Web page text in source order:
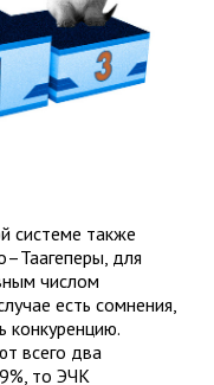
системе также
для
числом
есть сомнения,
конкуренцию.
всего два
то ЭЧК